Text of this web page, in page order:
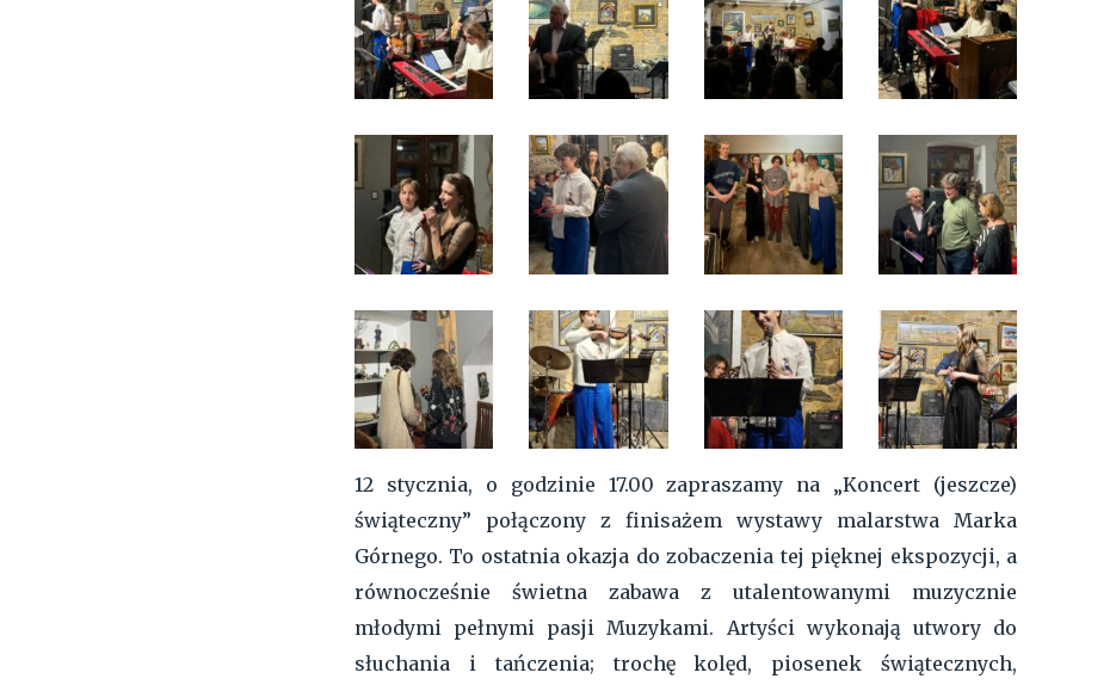
12 stycznia, o godzinie 17.00 zapraszamy na „Koncert (jeszcze)
świąteczny” połączony z finisażem wystawy malarstwa Marka
Górnego. To ostatnia okazja do zobaczenia tej pięknej ekspozycji, a
równocześnie świetna zabawa z utalentowanymi muzycznie
młodymi pełnymi pasji Muzykami. Artyści wykonają utwory do
słuchania i tańczenia; trochę kolęd, piosenek świątecznych,